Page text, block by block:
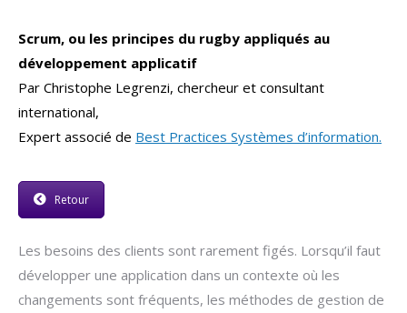
Scrum, ou les principes du rugby appliqués au
développement applicatif
Par Christophe Legrenzi, chercheur et consultant
international,
Expert associé de Best Practices Systèmes d’information.
Retour
Les besoins des clients sont rarement figés. Lorsqu’il faut
développer une application dans un contexte où les
changements sont fréquents, les méthodes de gestion de